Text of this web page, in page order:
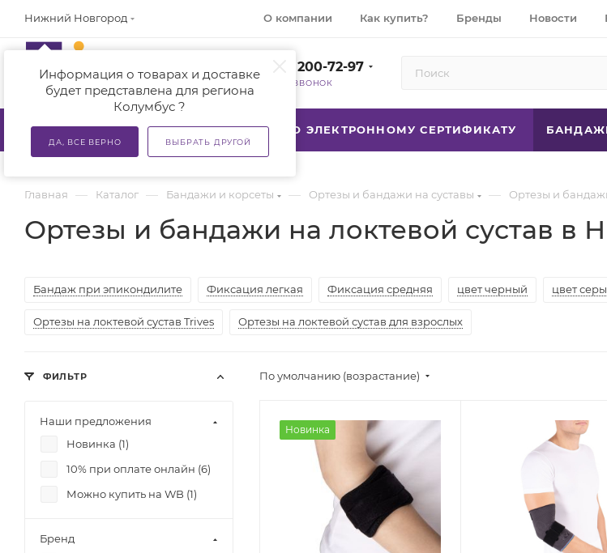
Нижний Новгород
Информация о товарах и доставке
будет представлена для региона
Колумбус ?
ДА, ВСЕ ВЕРНО ВЫБРАТЬ ДРУГОЙ
О компании Как купить? Бренды Новости
+7 (800) 200-72-97
ЗАКАЗАТЬ ЗВОНОК
КАТАЛОГ АКЦИИ ТСР ПО ЭЛЕКТРОННОМУ СЕРТИФИКАТУ
Главная — Каталог — Бандажи и корсеты — Ортезы и бандажи на суставы — Ортезы и
Ортезы и бандажи на локтевой сустав в
Бандаж при эпикондилите Фиксация легкая Фиксация средняя цвет черный цвет
Ортезы на локтевой сустав Trives Ортезы на локтевой сустав для взрослых
По умолчанию (возрастание)
Новинка
ФИЛЬТР
Наши предложения
Новинка (1)
10% при оплате онлайн (6)
Можно купить на WB (1)
Бренд